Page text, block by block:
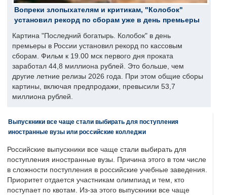
Вопреки злопыхателям и критикам, "Колобок"
установил рекорд по сборам уже в день премьеры
Картина "Последний богатырь. Колобок" в день
премьеры в России установил рекорд по кассовым
сборам. Фильм к 19.00 мск первого дня проката
заработал 44,8 миллиона рублей. Это больше, чем
другие летние релизы 2026 года. При этом общие сборы
картины, включая предпродажи, превысили 53,7
миллиона рублей.
Выпускники все чаще стали выбирать для поступления
иностранные вузы или российские колледжи
Российские выпускники все чаще стали выбирать для
поступления иностранные вузы. Причина этого в том числе
в сложности поступления в российские учебные заведения.
Приоритет отдается участникам олимпиад и тем, кто
поступает по квотам. Из-за этого выпускники все чаще